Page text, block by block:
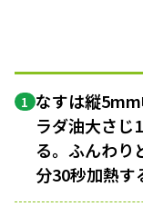
1 なすは縦5mm
ラダ油大さじ
る。ふんわり
分30秒加熱す